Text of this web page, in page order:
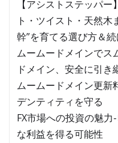
【アシストステッパ
ト・ツイスト・天然
幹”を育てる選び方＆
ムームードメインでス
ドメイン、安全に引き
ムームードメイン更新
デンティティを守る
FX市場への投資の魅
な利益を得る可能性